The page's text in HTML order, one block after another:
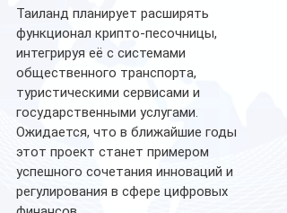
Таиланд планирует расширять
функционал крипто-песочницы,
интегрируя её с системами
общественного транспорта,
туристическими сервисами и
государственными услугами.
Ожидается, что в ближайшие годы
этот проект станет примером
успешного сочетания инноваций и
регулирования в сфере цифровых